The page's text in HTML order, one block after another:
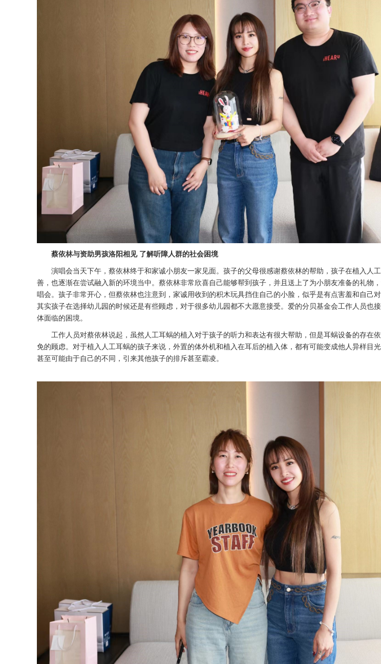
蔡依林与资助男孩洛阳相见 了解听障人群的社会困境
演唱会当天下午，蔡依林终于和家诚小朋友一家见面。孩子的父母很感谢蔡依林的帮助，孩子在植入人
善，也逐渐在尝试融入新的环境当中。蔡依林非常欣喜自己能够帮到孩子，并且送上了为小朋友准备的礼物
唱会。孩子非常开心，但蔡依林也注意到，家诚用收到的积木玩具挡住自己的小脸，似乎是有点害羞和自己
其实孩子在选择幼儿园的时候还是有些顾虑，对于很多幼儿园都不大愿意接受。爱的分贝基金会工作人员也
体面临的困境。
工作人员对蔡依林说起，虽然人工耳蜗的植入对于孩子的听力和表达有很大帮助，但是耳蜗设备的存在
免的顾虑。对于植入人工耳蜗的孩子来说，外置的体外机和植入在耳后的植入体，都有可能变成他人异样目
甚至可能由于自己的不同，引来其他孩子的排斥甚至霸凌。